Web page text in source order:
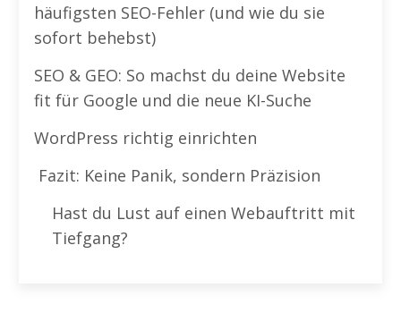
häufigsten SEO-Fehler (und wie du sie
sofort behebst)
SEO & GEO: So machst du deine Website
fit für Google und die neue KI-Suche
WordPress richtig einrichten
Fazit: Keine Panik, sondern Präzision
Hast du Lust auf einen Webauftritt mit
Tiefgang?